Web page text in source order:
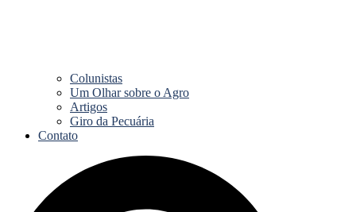
Colunistas
Um Olhar sobre o Agro
Artigos
Giro da Pecuária
Contato